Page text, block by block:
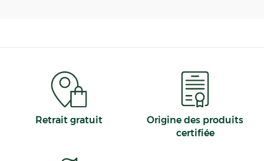
Retrait gratuit
Origine des produits
certifiée